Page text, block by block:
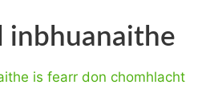
inbhuanaithe